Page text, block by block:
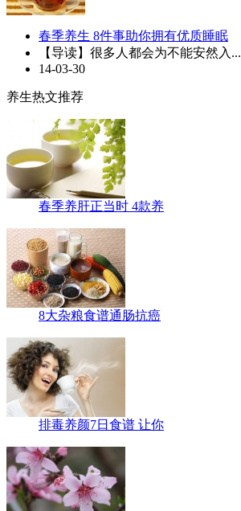
春季养生 8件事助你拥有优质睡眠
【导读】很多人都会为不能安然入...
14-03-30
养生热文推荐
春季养肝正当时 4款养
8大杂粮食谱通肠抗癌
排毒养颜7日食谱 让你